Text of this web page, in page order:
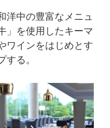
中の豊富なメニュ
」を使用したキーマ
ワインをはじめとす
する。